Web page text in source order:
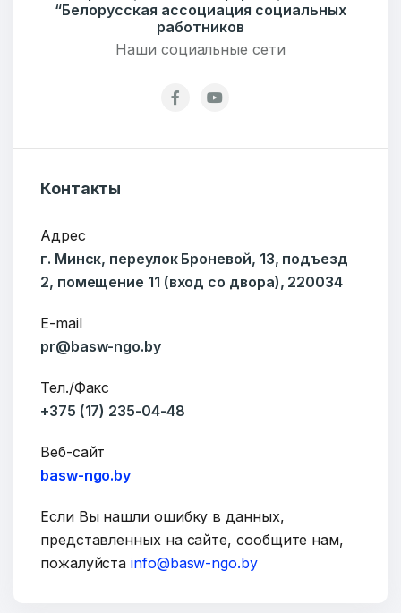
Добро пожаловать
pr@basw-ngo.by
+375 (17) 235-04-48
Ваше имя
E-mail
Сообщение
“Белорусская ассоциация социальных
работников
Наши социальные сети
Контакты
Адрес
г. Минск, переулок Броневой, 13, подъезд
2, помещение 11 (вход со двора), 220034
E-mail
pr@basw-ngo.by
Тел./Факс
+375 (17) 235-04-48
Веб-сайт
basw-ngo.by
Если Вы нашли ошибку в данных,
представленных на сайте, сообщите нам,
пожалуйстаinfo@basw-ngo.by